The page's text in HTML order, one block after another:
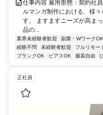
仕事内容 雇用形態：契約社
ルマンガ制作における、様
す。 ますますニーズが高ま
品の...
業界未経験者歓迎 副業・WワークOK
経験不問
未経験者歓迎 フルリモー
ブランクOK
ピアスOK 服装自由
正社員